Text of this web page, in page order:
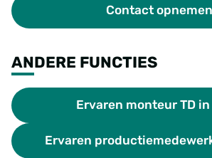
Contact opnemen
ANDERE FUNCTIES
Ervaren monteur TD in
Ervaren